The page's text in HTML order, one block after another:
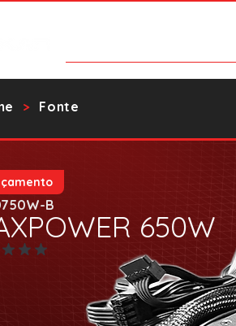
> Fonte
650W
yet
B